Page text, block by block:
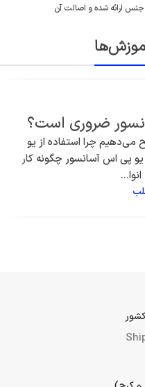
ارائه شده و اصالت آن
ضروری است؟
چرا استفاده از یو
پی اس آسانسور چگونه کار